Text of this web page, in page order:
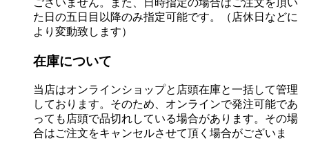
ございません。また、日時指定の場合はご注文を頂い
た日の五日目以降のみ指定可能です。（店休日などに
より変動致します）
在庫について
当店はオンラインショップと店頭在庫と一括して管理
しております。そのため、オンラインで発注可能であ
っても店頭で品切れしている場合があります。その場
合はご注文をキャンセルさせて頂く場合がございま